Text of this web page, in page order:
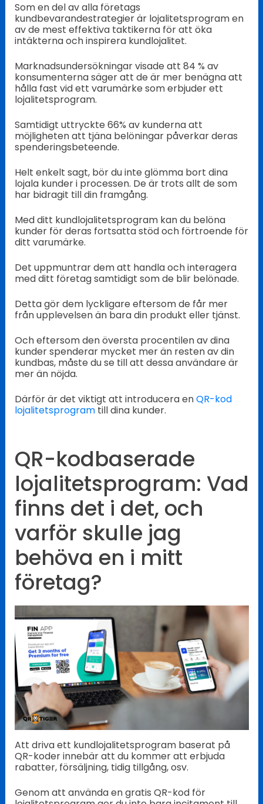
Som en del av alla företags
kundbevarandestrategier är lojalitetsprogram en
av de mest effektiva taktikerna för att öka
intäkterna och inspirera kundlojalitet.
Marknadsundersökningar visade att 84 % av
konsumenterna säger att de är mer benägna att
hålla fast vid ett varumärke som erbjuder ett
lojalitetsprogram.
Samtidigt uttryckte 66% av kunderna att
möjligheten att tjäna belöningar påverkar deras
spenderingsbeteende.
Helt enkelt sagt, bör du inte glömma bort dina
lojala kunder i processen. De är trots allt de som
har bidragit till din framgång.
Med ditt kundlojalitetsprogram kan du belöna
kunder för deras fortsatta stöd och förtroende för
ditt varumärke.
Det uppmuntrar dem att handla och interagera
med ditt företag samtidigt som de blir belönade.
Detta gör dem lyckligare eftersom de får mer
från upplevelsen än bara din produkt eller tjänst.
Och eftersom den översta procentilen av dina
kunder spenderar mycket mer än resten av din
kundbas, måste du se till att dessa användare är
mer än nöjda.
Därför är det viktigt att introducera enQR-kod
lojalitetsprogram till dina kunder.
QR-kodbaserade
lojalitetsprogram: Vad
finns det i det, och
varför skulle jag
behöva en i mitt
företag?
Att driva ett kundlojalitetsprogram baserat på
QR-koder innebär att du kommer att erbjuda
rabatter, försäljning, tidig tillgång, osv.
Genom att använda en gratis QR-kod för